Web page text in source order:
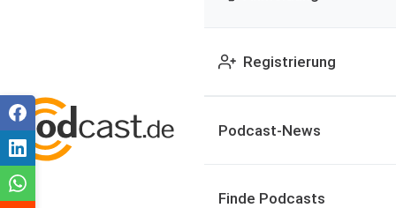
Registrierung
Podcast-News
Finde Podcasts